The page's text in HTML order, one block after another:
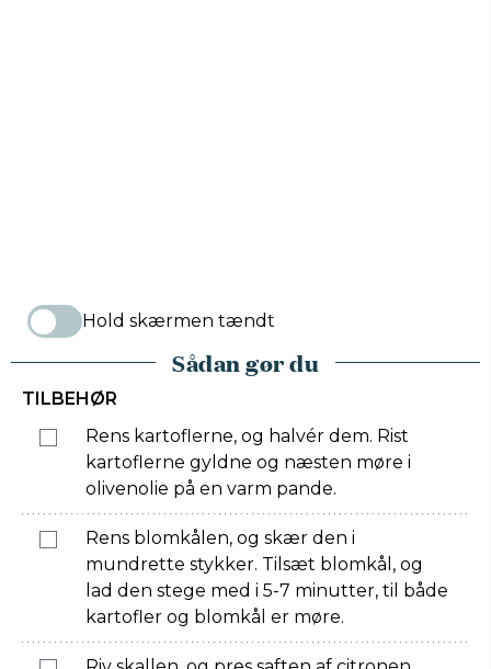
Hold skærmen tændt
Sådan gør du
TILBEHØR
Rens kartoflerne, og halvér dem. Rist
kartoflerne gyldne og næsten møre i
olivenolie på en varm pande.
Rens blomkålen, og skær den i
mundrette stykker. Tilsæt blomkål, og
lad den stege med i 5-7 minutter, til både
kartofler og blomkål er møre.